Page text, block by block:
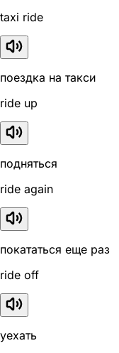
taxi ride
поездка на такси
ride up
подняться
ride again
покататься еще раз
ride off
уехать